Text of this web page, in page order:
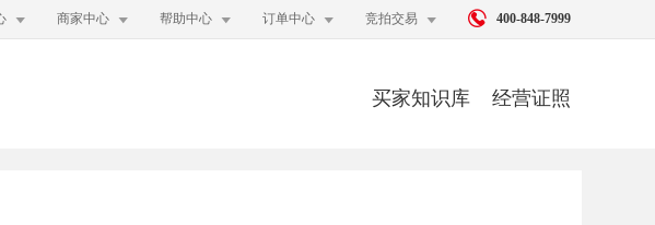
 商家中心  帮助中心  订单中心  竞拍交易   400-848-7999
买家知识库 经营证照